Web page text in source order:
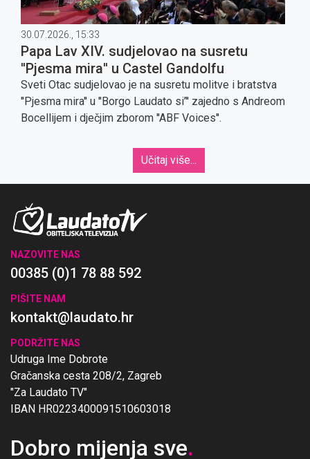
30.07.2026., 15:33
Papa Lav XIV. sudjelovao na susretu
''Pjesma mira'' u Castel Gandolfu
Sveti Otac sudjelovao je na susretu molitve i bratstva
''Pjesma mira'' u ''Borgo Laudato si’'' zajedno s Andreom
Bocellijem i dječjim zborom ''ABF Voices''.
Učitaj više...
NAZOVITE NAS
00385 (0)1 78 88 592
PIŠITE NAM
kontakt@laudato.hr
PODRŽITE NAS
Udruga Ime Dobrote
Gračanska cesta 208/2, Zagreb
"Za Laudato TV"
IBAN HR0223400091510603018
Dobro mijenja sve.